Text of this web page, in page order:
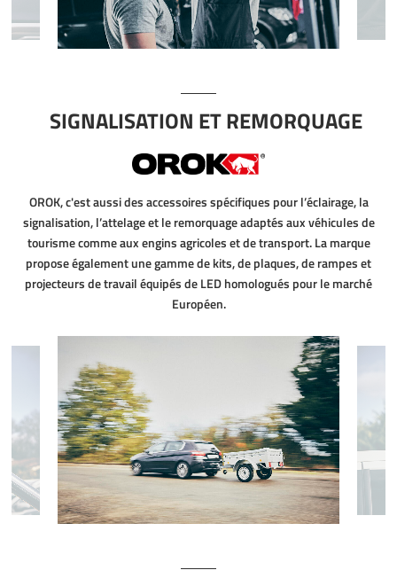
SIGNALISATION ET REMORQUAGE
OROK, c'est aussi des accessoires spécifiques pour l’éclairage, la
signalisation, l’attelage et le remorquage adaptés aux véhicules de
tourisme comme aux engins agricoles et de transport. La marque
propose également une gamme de kits, de plaques, de rampes et
projecteurs de travail équipés de LED homologués pour le marché
Européen.